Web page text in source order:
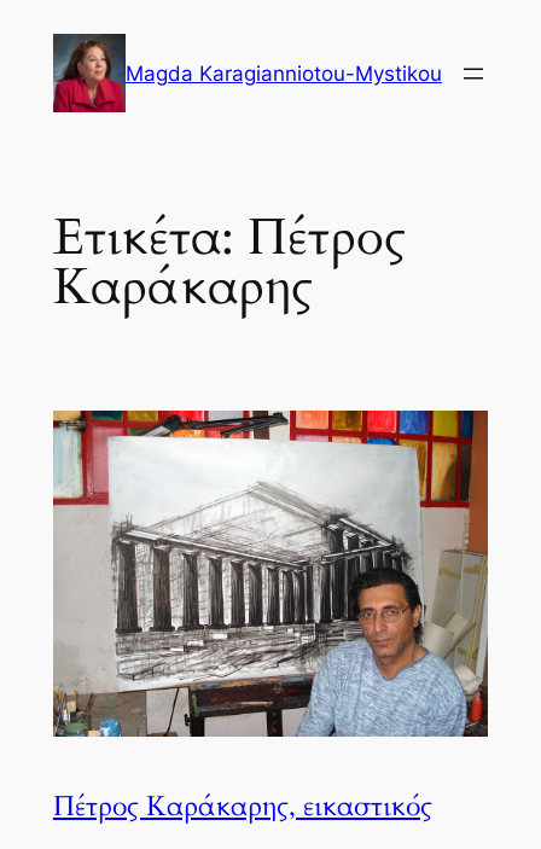
περιεχόμενο
Magda Karagianniotou-Mystikou
Ετικέτα: Πέτρος
Καράκαρης
Πέτρος Καράκαρης, εικαστικός